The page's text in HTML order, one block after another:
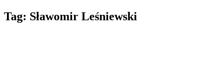
Tag: Sławomir Leśniewski